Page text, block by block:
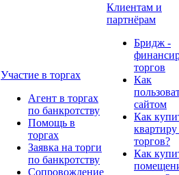
Участие в торгах
Агент в торгах
по банкротству
Помощь в
торгах
Заявка на торги
по банкротству
Сопровождение
Клиентам и
партнёрам
Бридж -
торгов
Как
сайтом
Как
квартиру
торгов?
Как